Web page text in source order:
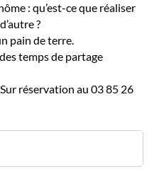
: qu’est-ce que réaliser
?
pain de terre.
temps de partage
réservation au 03 85 26